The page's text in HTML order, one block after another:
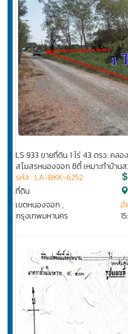
LS 933 ขายที่ดิน 1 ไร่ 43 ตรว. คล
สโมสรหนองจอก ซิตี้ เหมาะทำบ้าน
รหัส : LA-BKK-6252
ที่ดิน
เขตหนองจอก ,
กรุงเทพมหานคร
อั